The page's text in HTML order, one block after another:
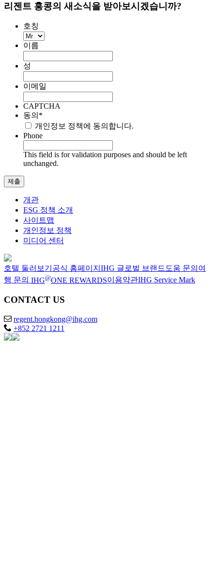
리젠트 홍콩의 새소식을 받아보시겠습니까?
호칭
이름
성
이메일
CAPTCHA
동의 *
개인정보 정책에 동의합니다.
Phone
This field is for validation purposes and should be left
unchanged.
개관
ESG 정책 소개
사이트맵
개인정보 정책
미디어 센터
호텔 둘러보기 공식 홈페이지 IHG 글로벌 브랜드도움 문의 여
행 문의 IHG@ONE REWARDS이용약관IHG Service Mark
CONTACT US
regent.hongkong@ihg.com
+852 2721 1211